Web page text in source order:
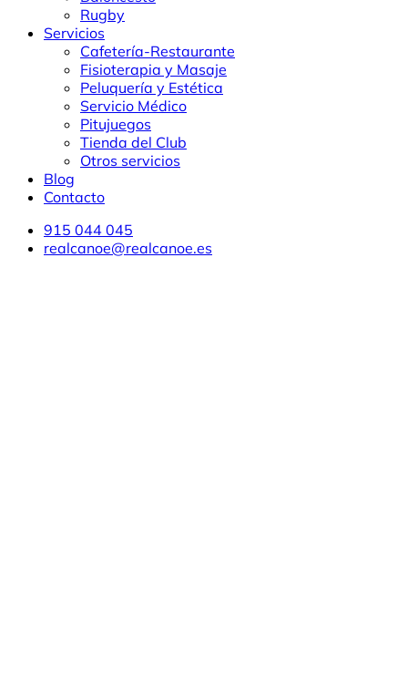
Rugby
Servicios
Cafetería-Restaurante
Fisioterapia y Masaje
Peluquería y Estética
Servicio Médico
Pitujuegos
Tienda del Club
Otros servicios
Blog
Contacto
915 044 045
realcanoe@realcanoe.es